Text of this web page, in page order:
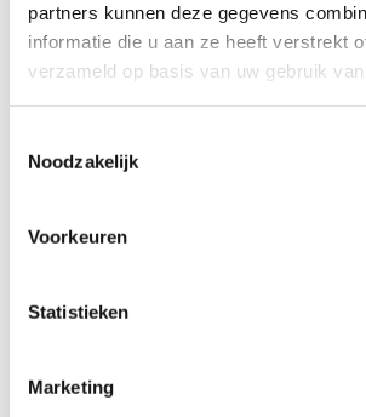
partners kunnen deze gegevens
informatie die u aan ze heeft verstrekt
verzameld op basis van uw gebruik
Noodzakelijk
Voorkeuren
Statistieken
Marketing
MEGRO
20 stuks, Ø 94mm x 16mm, kunststof
Product categorieën
Inactief/test/overig